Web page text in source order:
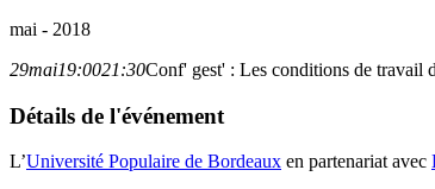
mai - 2018
29mai19:0021:30Conf' gest' : Les conditions de travail
Détails de l'événement
L’Université Populaire de Bordeaux en partenariat avec